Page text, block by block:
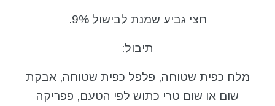
חצי גביע שמנת לבישול 9%.
תיבול:
מלח כפית שטוחה, פלפל כפית שטוחה, אבקת
שום או שום טרי כתוש לפי הטעם, פפריקה